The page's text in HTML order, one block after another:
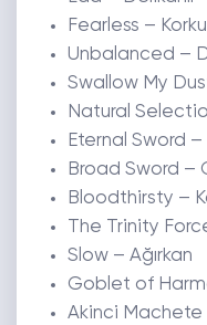
Fearless –
Unbalanced –
Swallow My
Natural
Eternal Sword –
Broad Sword –
Bloodthirsty –
The Trinity
Slow – Ağırkan
Goblet of
Akinci Machete